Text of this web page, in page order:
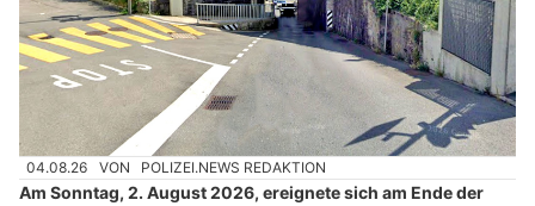
04.08.26 VON POLIZEI.NEWS REDAKTION
Am Sonntag, 2. August 2026, ereignete sich am Ende der